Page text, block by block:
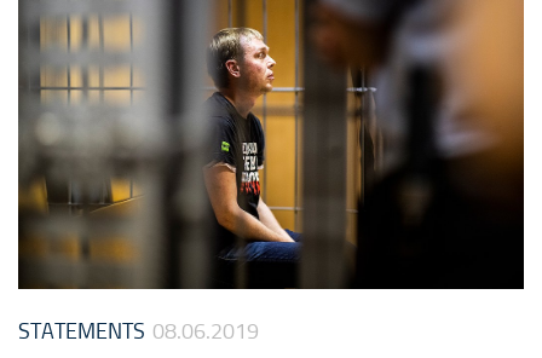
STATEMENTS 08.06.2019